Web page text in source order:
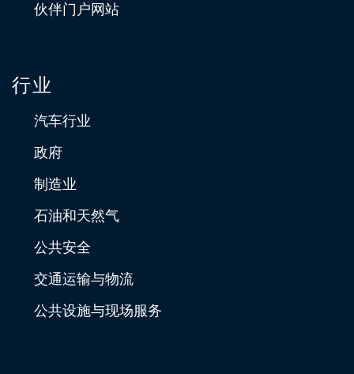
伙伴门户网站
行业
汽车行业
政府
制造业
石油和天然气
公共安全
交通运输与物流
公共设施与现场服务